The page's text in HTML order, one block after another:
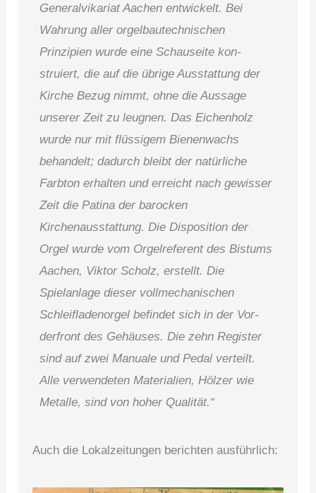
Generalvikariat Aachen entwickelt. Bei
Wahrung aller orgelbautechnischen
Prinzipien wurde eine Schauseite kon­
struiert, die auf die übrige Aus­stattung der
Kirche Bezug nimmt, ohne die Aussage
unserer Zeit zu leugnen. Das Eichenholz
wurde nur mit flüssigem Bie­nenwachs
behandelt; dadurch bleibt der natürliche
Farbton erhalten und erreicht nach gewisser
Zeit die Patina der barocken
Kirchenausstattung. Die Disposition der
Orgel wur­de vom Orgelreferent des Bis­tums
Aachen, Viktor Scholz, er­stellt. Die
Spielanlage dieser vollmechanischen
Schleifladen­orgel befindet sich in der Vor­
derfront des Gehäuses. Die zehn Register
sind auf zwei Manuale und Pedal verteilt.
Alle verwendeten Materialien, Hölzer wie
Metalle, sind von hoher Qualität.“
Auch die Lokalzeitungen berichten ausführlich: